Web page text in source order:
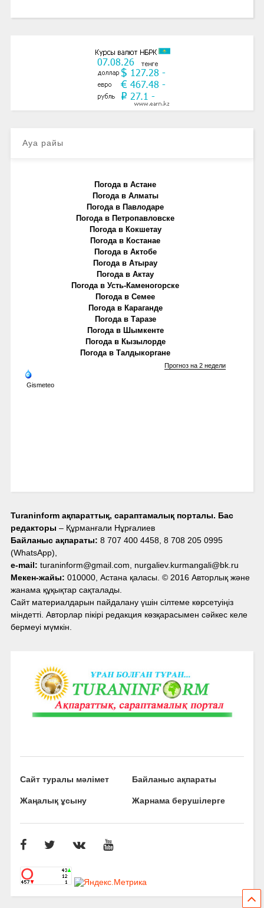
Ауа райы
Погода в Астане
Погода в Алматы
Погода в Павлодаре
Погода в Петропавловске
Погода в Кокшетау
Погода в Костанае
Погода в Актобе
Погода в Атырау
Погода в Актау
Погода в Усть-Каменогорске
Погода в Семее
Погода в Караганде
Погода в Таразе
Погода в Шымкенте
Погода в Кызылорде
Погода в Талдыкоргане
Gismeteo
Прогноз на 2 недели
Turaninform ақпараттық, сараптамалық порталы. Бас
редакторы – Құрманғали Нұрғалиев
Байланыс ақпараты: 8 707 400 4458, 8 708 205 0995
(WhatsApp),
e-mail: turaninform@gmail.com, nurgaliev.kurmangali@bk.ru
Мекен-жайы: 010000, Астана қаласы. © 2016 Авторлық және
жанама құқықтар сақталады.
Сайт материалдарын пайдалану үшін сілтеме көрсетуіңіз
міндетті. Авторлар пікірі редакция көзқарасымен сәйкес келе
бермеуі мүмкін.
Сайт туралы мәлімет Байланыс ақпараты
Жаңалық ұсыну Жарнама берушілерге